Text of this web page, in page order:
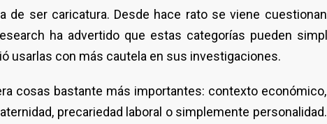
de ser caricatura. Desde hace rato se viene
ha advertido que estas categorías pueden
usarlas con más cautela en sus investigaciones.
cosas bastante más importantes: contexto
precariedad laboral o simplemente